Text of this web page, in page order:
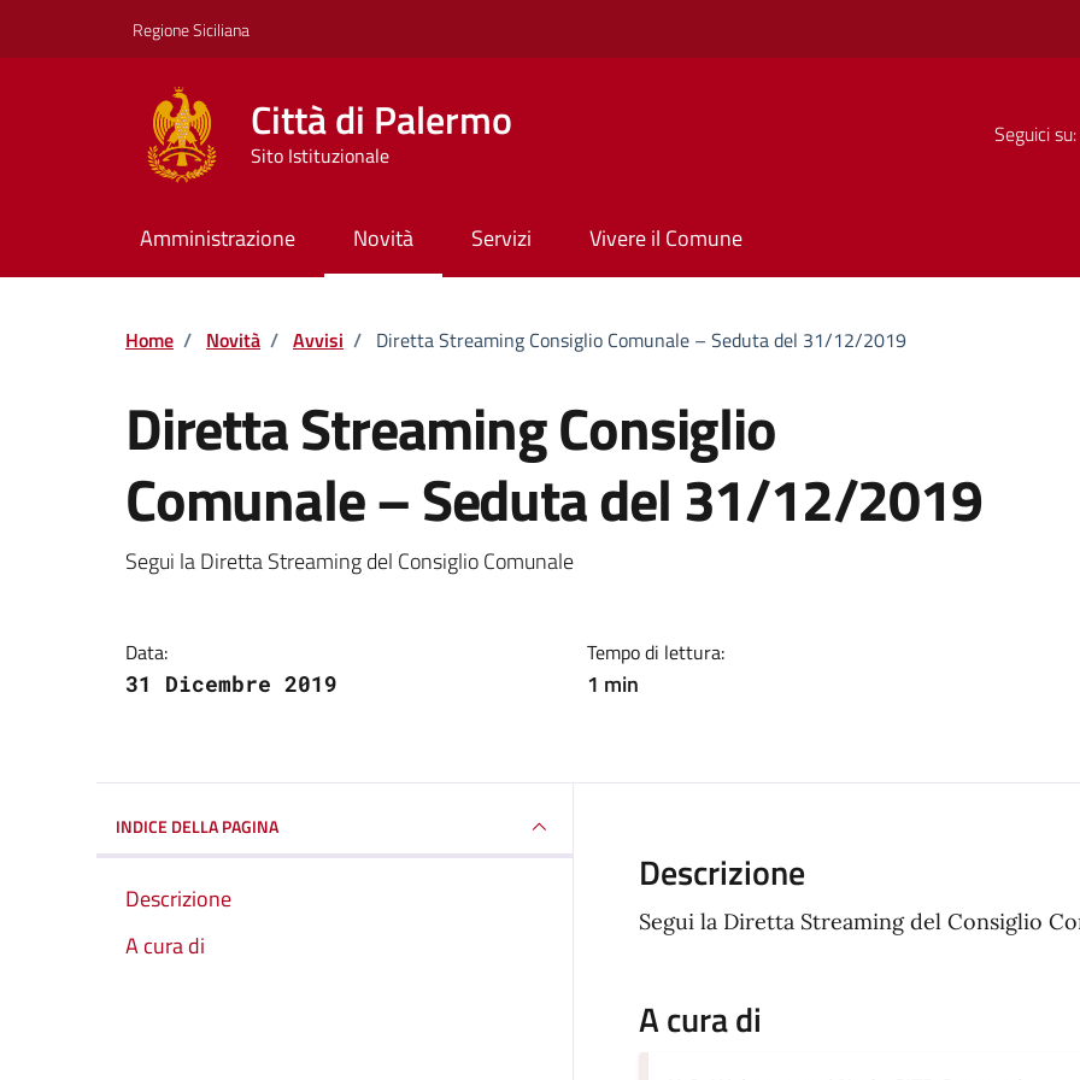
Regione Siciliana
Città di Palermo
Sito Istituzionale
Seguici su:
Amministrazione Novità Servizi Vivere il Comune
Home / Novità / Avvisi / Diretta Streaming Consiglio Comunale – Seduta del 31/12/2019
Diretta Streaming Consiglio
Comunale – Seduta del 31/12/2019
Dettagli della notizia
Segui la Diretta Streaming del Consiglio Comunale
Data:
31 Dicembre 2019
Tempo di lettura:
1 min
INDICE DELLA PAGINA
Descrizione
A cura di
Descrizione
Segui la Diretta Streaming del Consiglio
A cura di